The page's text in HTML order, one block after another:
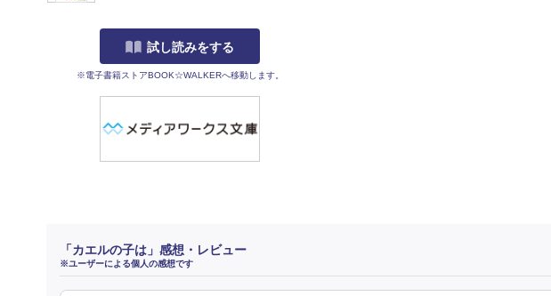
試し読みをする
※電子書籍ストアBOOK☆WALKERへ移動します。
「カエルの子は」感想・レビュー
※ユーザーによる個人の感想です